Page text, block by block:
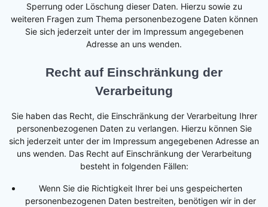
Sperrung oder Löschung dieser Daten. Hierzu sowie zu
weiteren Fragen zum Thema personenbezogene Daten können
Sie sich jederzeit unter der im Impressum angegebenen
Adresse an uns wenden.
Recht auf Einschränkung der
Verarbeitung
Sie haben das Recht, die Einschränkung der Verarbeitung Ihrer
personenbezogenen Daten zu verlangen. Hierzu können Sie
sich jederzeit unter der im Impressum angegebenen Adresse an
uns wenden. Das Recht auf Einschränkung der Verarbeitung
besteht in folgenden Fällen:
Wenn Sie die Richtigkeit Ihrer bei uns gespeicherten
personenbezogenen Daten bestreiten, benötigen wir in der